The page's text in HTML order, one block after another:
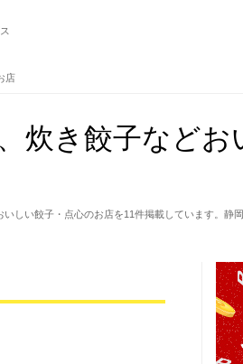
店
炊き餃子など
しい餃子・点心のお店を11件掲載しています。静